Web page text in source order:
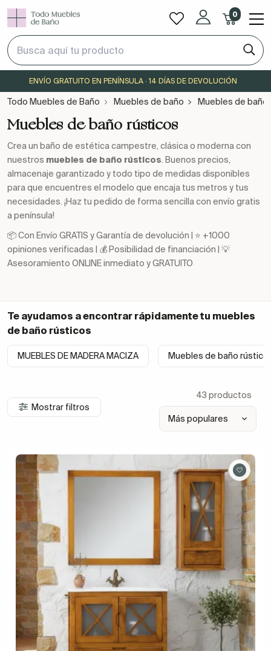
0
ENVÍO GRATUITO EN PENÍNSULA · 14 DÍAS DE DEVOLUCIÓN
Todo Muebles de Baño Muebles de baño Muebles de
Muebles de baño rústicos
Crea un baño de estética campestre, clásica o moderna con
nuestros muebles de baño rústicos. Buenos precios,
almacenaje garantizado y todo tipo de medidas disponibles
para que encuentres el modelo que encaja tus metros y tus
necesidades. ¡Haz tu pedido de forma sencilla con envío gratis
a península!
📦 Con Envío GRATIS y Garantía de devolución | ⭐ +1000
opiniones verificadas | 💰 Posibilidad de financiación | 💡
Asesoramiento ONLINE inmediato y GRATUITO
Te ayudamos a encontrar rápidamente tu muebles
de baño rústicos
MUEBLES DE MADERA MACIZA Muebles de baño
Mostrar filtros
43 productos